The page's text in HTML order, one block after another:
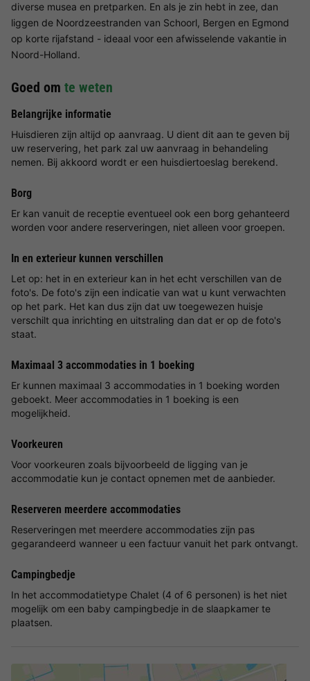
diverse musea en pretparken. En als je zin hebt in zee, dan
liggen de Noordzeestranden van Schoorl, Bergen en Egmond
op korte rijafstand - ideaal voor een afwisselende vakantie in
Noord-Holland.
Goed om te weten
Belangrijke informatie
Huisdieren zijn altijd op aanvraag. U dient dit aan te geven bij
uw reservering, het park zal uw aanvraag in behandeling
nemen. Bij akkoord wordt er een huisdiertoeslag berekend.
Borg
Er kan vanuit de receptie eventueel ook een borg gehanteerd
worden voor andere reserveringen, niet alleen voor groepen.
In en exterieur kunnen verschillen
Let op: het in en exterieur kan in het echt verschillen van de
foto's. De foto's zijn een indicatie van wat u kunt verwachten
op het park. Het kan dus zijn dat uw toegewezen huisje
verschilt qua inrichting en uitstraling dan dat er op de foto's
staat.
Maximaal 3 accommodaties in 1 boeking
Er kunnen maximaal 3 accommodaties in 1 boeking worden
geboekt. Meer accommodaties in 1 boeking is een
mogelijkheid.
Voorkeuren
Voor voorkeuren zoals bijvoorbeeld de ligging van je
accommodatie kun je contact opnemen met de aanbieder.
Reserveren meerdere accommodaties
Reserveringen met meerdere accommodaties zijn pas
gegarandeerd wanneer u een factuur vanuit het park ontvangt.
Campingbedje
In het accommodatietype Chalet (4 of 6 personen) is het niet
mogelijk om een baby campingbedje in de slaapkamer te
plaatsen.